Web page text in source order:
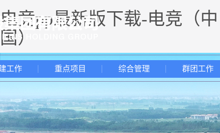
电竞pp最新版下载-电竞（中
国）
工作 重点项目 综合管理 群团工作